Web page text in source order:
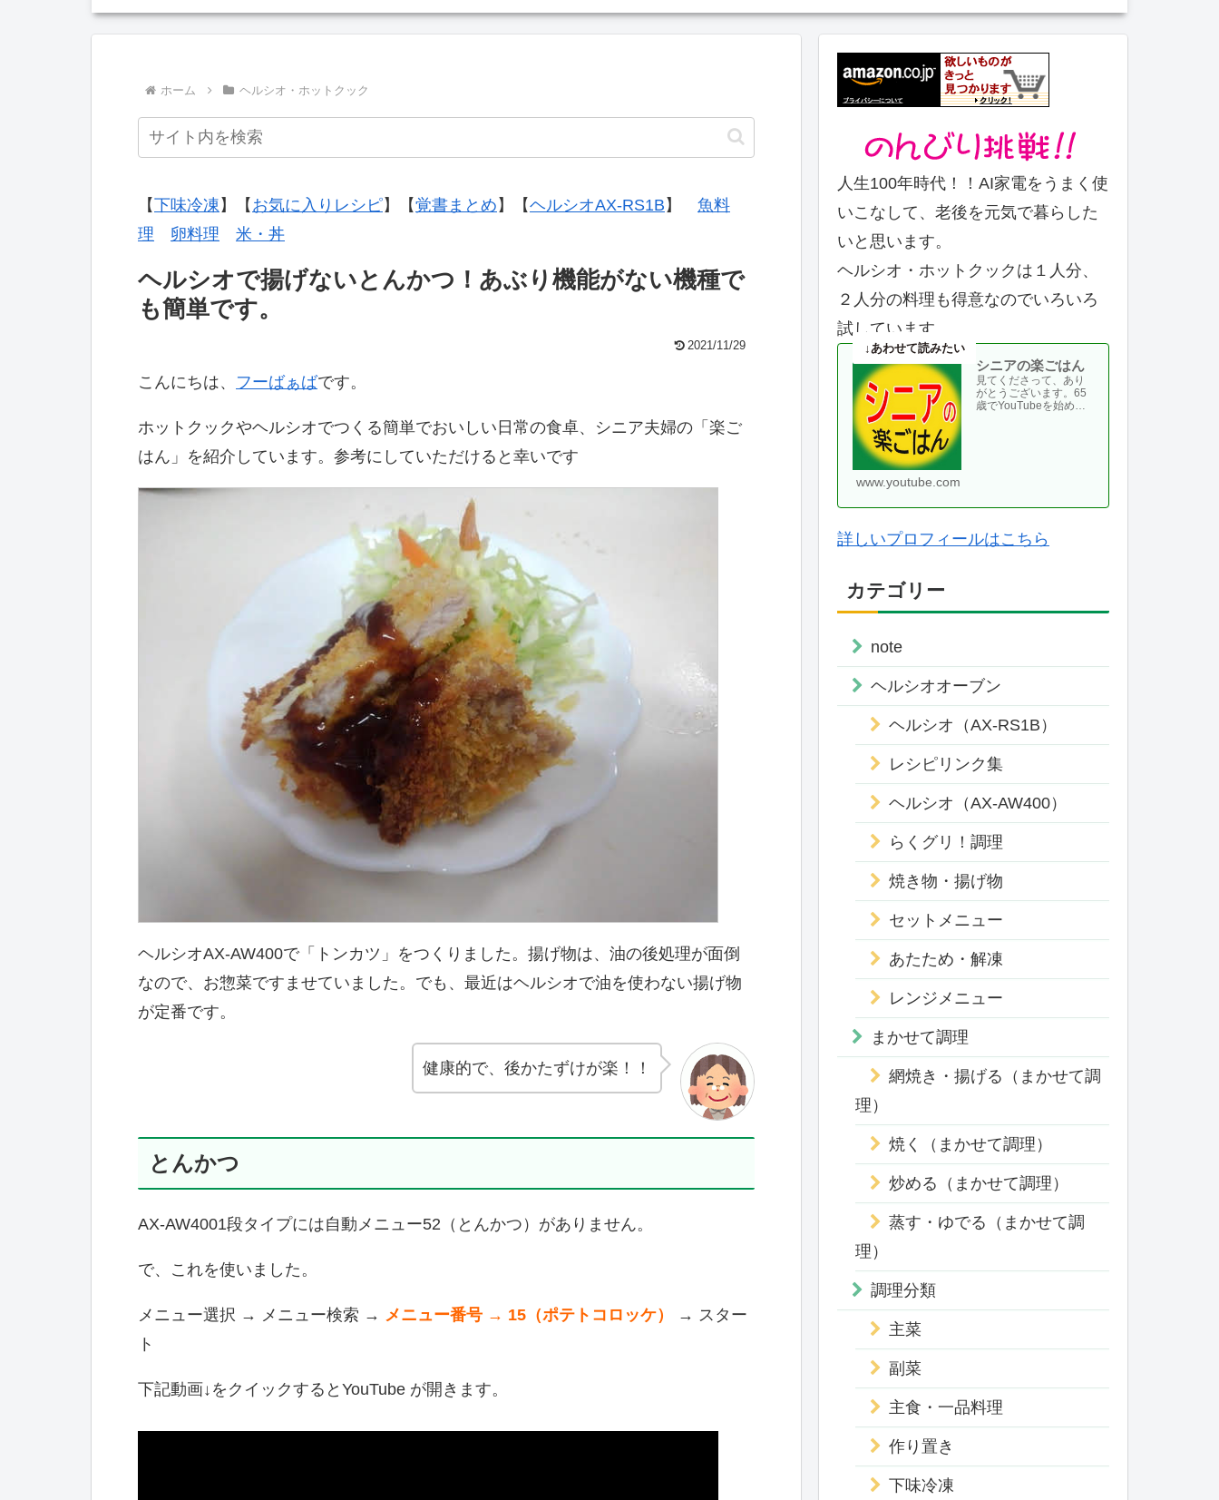
ホーム ヘルシオ・ホットクック
【下味冷凍 】【 お気に入りレシピ】【覚書まとめ 】【ヘルシオAX-RS1B 】 魚料
理
卵料理 米・丼
ヘルシオで揚げないとんかつ！あぶり機能がない機種で
も簡単です。
2021/11/29
こんにちは、 フーばぁばです。
ホットクックやヘルシオでつくる簡単でおいしい日常の食卓、シニア夫婦の「楽ご
はん」を紹介しています。参考にしていただけると幸いです
ヘルシオAX-AW400で「トンカツ」をつくりました。揚げ物は、油の後処理が面倒
なので、お惣菜ですませていました。でも、最近はヘルシオで油を使わない揚げ物
が定番です。
健康的で、後かたずけが楽！！
とんかつ
AX-AW4001段タイプには自動メニュー52（とんかつ）がありません。
で、これを使いました。
メニュー選択 → メニュー検索 → メニュー番号 → 15（ポテトコロッケ）
→ スター
ト
下記動画↓をクイックするとYouTube が開きます。
人生100年時代！！AI家電をうまく使
いこなして、老後を元気で暮らした
いと思います。
ヘルシオ・ホットクックは１人分、
２人分の料理も得意なのでいろいろ
試しています。
シニアの楽ごはん
見てくださって、あり
がとうございます。65
歳でYouTubeを始め
www.youtube.com
詳しいプロフィールはこちら
カテゴリー
note
ヘルシオオーブン
ヘルシオ（AX-RS1B）
レシピリンク集
ヘルシオ（AX-AW400）
らくグリ！調理
焼き物・揚げ物
セットメニュー
あたため・解凍
レンジメニュー
まかせて調理
網焼き・揚げる（まかせて調
理）
焼く（まかせて調理）
炒める（まかせて調理）
蒸す・ゆでる（まかせて調
理）
調理分類
主菜
副菜
主食・一品料理
作り置き
下味冷凍